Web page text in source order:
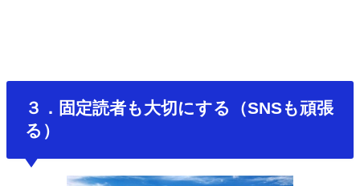
３．固定読者も大切にする（SNSも頑張
る）